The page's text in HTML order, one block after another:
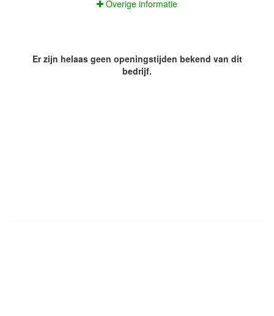
Overige informatie
Er zijn helaas geen openingstijden bekend van dit
bedrijf.